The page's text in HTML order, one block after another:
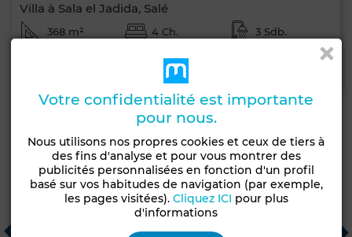
Villa à Sala el Jadida, Salé
368 m² 4 Ch. 3 Sdb.
Appelez
Agences immobilières recommandées
Agence Immobilière Cob...
Rabat
Votre confidentialité est importante
pour nous.
Nous utilisons nos propres cookies et ceux de tiers à
des fins d'analyse et pour vous montrer des
publicités personnalisées en fonction d'un profil
basé sur vos habitudes de navigation (par exemple,
les pages visitées). Cliquez ICI pour plus
d'informations